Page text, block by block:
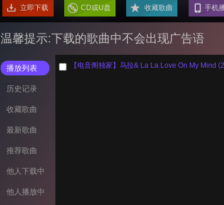
立即下载 CD或U盘 收藏歌曲 手机
温馨提示:下载的歌曲中不会出现广告语
播放列表
历史记录
收藏歌曲
最新歌曲
推荐歌曲
他人下载中
他人播放中